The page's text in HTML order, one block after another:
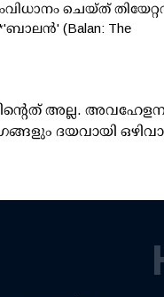
ചെയ്ത്
(Balan: The
അല്ല.
ദയവായി